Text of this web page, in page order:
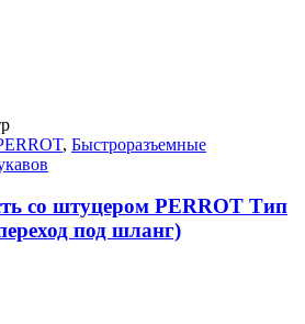
, Быстроразъемные
со штуцером PERROT Тип
под шланг)